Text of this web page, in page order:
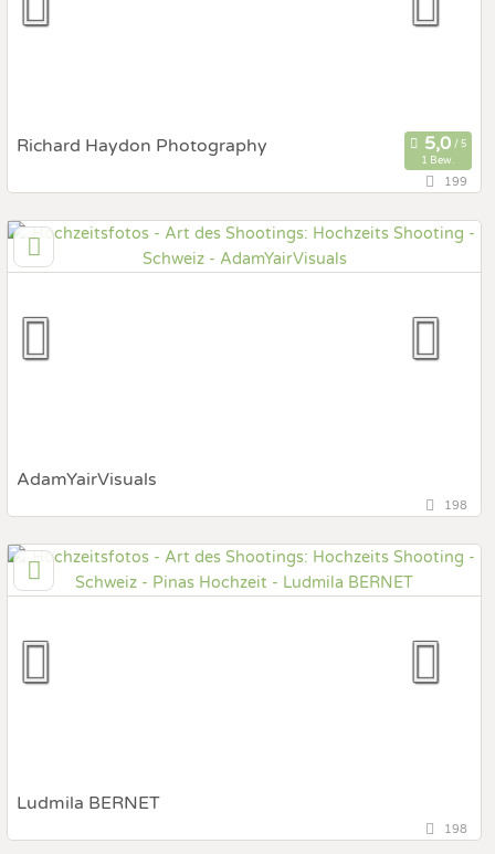
Richard Haydon Photography
1 Bew.
Art des Shootings:
Prewedding Shooting
Hochzeits Shooting
Fotostory
Fotobox mit Zubehör
199
AdamYairVisuals
6005 Luzern, Luzern, Schweiz
Art des Shootings:
Prewedding Shooting
Fotobox mit Zubehör
198
Ludmila BERNET
198